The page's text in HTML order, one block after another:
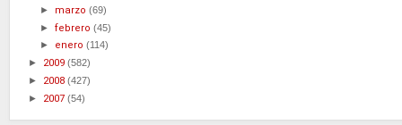
► marzo(69)
►febrero(45)
► enero(114)
► 2009 (582)
► 2008 (427)
► 2007 (54)